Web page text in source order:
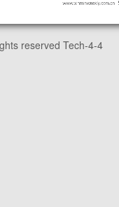
reserved Tech-4-4